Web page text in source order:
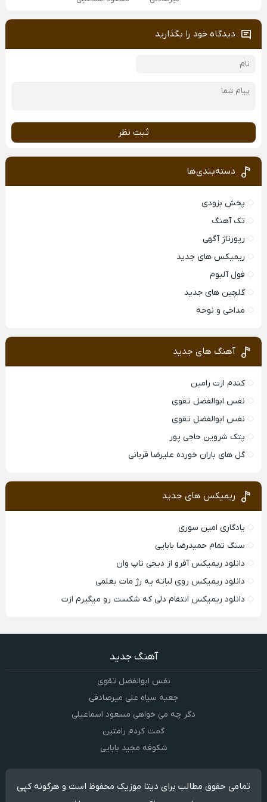
دیدگاه خود را بگذارید
ثبت نظر
دسته‌بندی‌ها
پخش بزودی
تک آهنگ
رپورتاژ آگهی
ریمیکس های جدید
فول آلبوم
گلچین های جدید
مداحی و نوحه
آهنگ های جدید
کندم ازت رامین
نفس ابوالفضل تقوی
نفس ابوالفضل تقوی
پتک شروین حاجی پور
گل های باران خورده علیرضا قربانی
ریمیکس های جدید
یادگاری امین سوری
سنگ تمام حمیدرضا بابایی
دانلود ریمیکس آفرو از ديجی تاپ وان
دانلود ریمیکس روی لباته یه رژ مات بغلمی
دانلود ریمیکس انتقام دلی که شکست رو میگیرم ازت
آهنگ جدید
نفس ابوالفضل تقوی
جعبه سیاه علی میرصادقی
دگر چه می خواهی مسعود اسماعیلی
گمت کردم رامتین
شکوفه مجید بابایی
تمامی حقوق مطالب برای دیتا موزیک محفوظ است و هرگونه کپی